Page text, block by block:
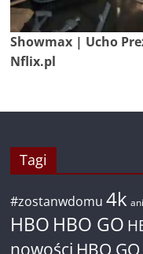
Showmax | Ucho
Nflix.pl
Tagi
#zostanwdomu 4k
HBO HBO GO
nowości HBO